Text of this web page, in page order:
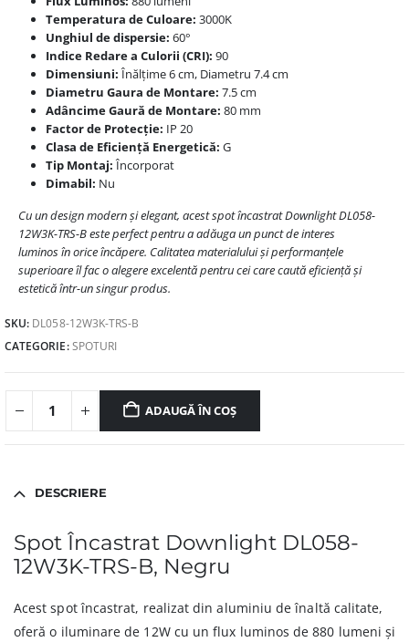
Temperatura de Culoare: 3000K
Unghiul de dispersie: 60°
Indice Redare a Culorii (CRI): 90
Dimensiuni: Înălțime 6 cm, Diametru 7.4 cm
Diametru Gaura de Montare: 7.5 cm
Adâncime Gaură de Montare: 80 mm
Factor de Protecție: IP 20
Clasa de Eficiență Energetică: G
Tip Montaj: Încorporat
Dimabil: Nu
Cu un design modern și elegant, acest spot încastrat Downlight DL058-
12W3K-TRS-B este perfect pentru a adăuga un punct de interes
luminos în orice încăpere. Calitatea materialului și performanțele
superioare îl fac o alegere excelentă pentru cei care caută eficiență și
estetică într-un singur produs.
SKU: DL058-12W3K-TRS-B
CATEGORIE:SPOTURI
ADAUGĂ ÎN COȘ
DESCRIERE
Spot Încastrat Downlight DL058-
12W3K-TRS-B, Negru
Acest spot încastrat, realizat din aluminiu de înaltă calitate,
oferă o iluminare de 12W cu un flux luminos de 880 lumeni și